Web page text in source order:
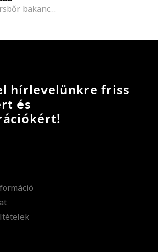
Vastag sarkú nyersbőr bakancs, Tevebarna
hírlevelünkre friss
és